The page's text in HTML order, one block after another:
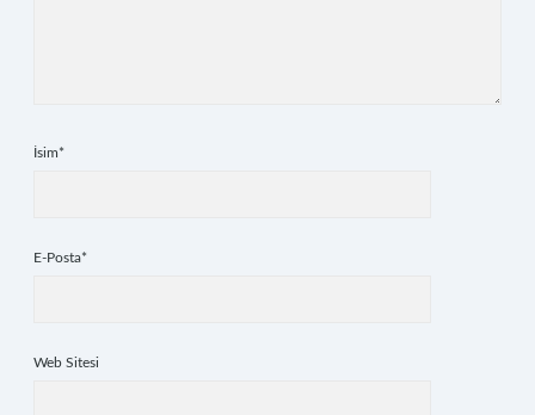
İsim*
E-Posta*
Web Sitesi